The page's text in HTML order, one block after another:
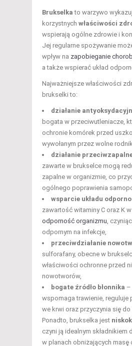
Brukselka to warzywo
korzystnych właściwości
wspierają ogólne zdrowie i
Jej regularne spożywanie
wpływ na zapobieganie
a także wspierać układ
Najważniejsze właściwości
brukselki to:
działanie
bogata w przeciwutleniacze,
ochronie komórek przed
wywołanym przez wolne
działanie
zawarte w brukselce mogą
zapalne w organizmie, co
ogólnego poprawienia
wsparcie układu
zawartość witaminy C oraz K
odporność organizmu,
odpornym na infekcje,
przeciwdziałanie
sulforafany, obecne w
właściwości ochronne przed
nowotworów,
bogate źródło błonnika –
wspomaga trawienie, reguluje
we krwi oraz przyczynia się
Ponadto, brukselka jest
czyni ją idealnym składnikiem
w planach obniżających masę